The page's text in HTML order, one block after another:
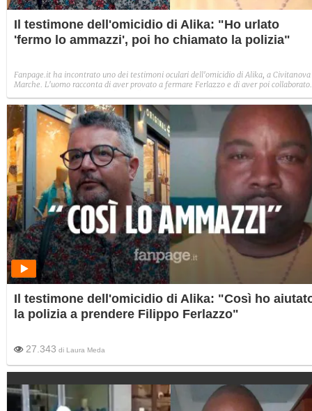
Il testimone dell'omicidio di Alika: "Ho urlato
'fermo lo ammazzi', poi ho chiamato la polizia"
Fanpage.it ha incontrato uno dei testimoni oculari dell'omicidio di Alika, a Civitanova
Marche. L'uomo racconta di aver provato a fermare Ferlazzo e di aver poi collaborato
Il testimone dell'omicidio di Alika: "Così ho
la polizia a prendere Filippo Ferlazzo"
27.343 di Laura Meda